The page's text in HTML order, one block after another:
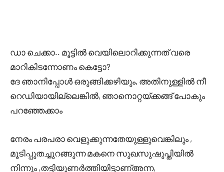
ഡാ ചെക്കാ.. മൂട്ടിൽ വെയിലൊറിക്കുന്നത് വരെ
മാറികിടന്നോണം കെട്ടോ?
ദേ ഞാനിപ്പോൾ ഒരുങ്ങിക്കഴിയും, അതിനുള്ളിൽ നീ
റെഡിയായില്ലെങ്കിൽ, ഞാനൊറ്റയ്ക്കങ്ങ് പോകും
പറഞ്ഞേക്കാം
നേരം പരപരാ വെളുക്കുന്നതേയുള്ളുവെങ്കിലും ,
മൂടിപ്പുതച്ചുറങ്ങുന്ന മകനെ സുഖസുഷുപ്തിയിൽ
നിന്നും ,തട്ടിയുണർത്തിയിട്ടാണ്അന്ന,